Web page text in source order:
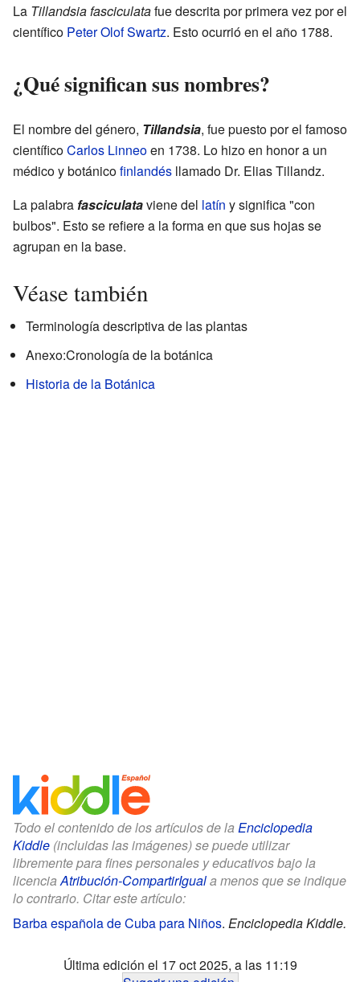
La Tillandsia fasciculatafue descrita por primera vez por el
científico Peter Olof Swartz. Esto ocurrió en el año 1788.
¿Qué significan sus nombres?
El nombre del género, Tillandsia, fue puesto por el famoso
científicoCarlos Linneoen 1738. Lo hizo en honor a un
médico y botánicofinlandés llamado Dr. Elias Tillandz.
La palabra fasciculataviene del latín y significa "con
bulbos". Esto se refiere a la forma en que sus hojas se
agrupan en la base.
Véase también
Terminología descriptiva de las plantas
Anexo:Cronología de la botánica
Historia de la Botánica
Todo el contenido de los artículos de la Enciclopedia
Kiddle (incluidas las imágenes) se puede utilizar
libremente para fines personales y educativos bajo la
licenciaAtribución-CompartirIguala menos que se indique
lo contrario. Citar este artículo:
Barba española de Cuba para Niños. Enciclopedia Kiddle.
Última edición el 17 oct 2025, a las 11:19